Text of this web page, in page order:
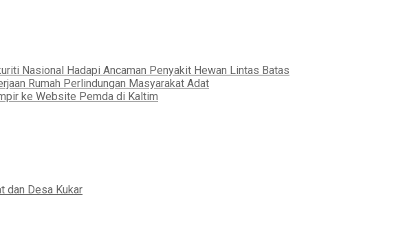
Nasional Hadapi Ancaman Penyakit Hewan Lintas Batas
Rumah Perlindungan Masyarakat Adat
ke Website Pemda di Kaltim
dan Desa Kukar